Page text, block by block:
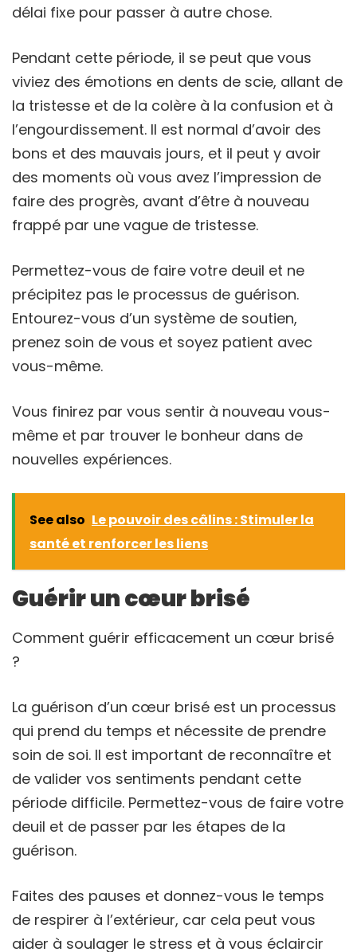
délai fixe pour passer à autre chose.
Pendant cette période, il se peut que vous
viviez des émotions en dents de scie, allant de
la tristesse et de la colère à la confusion et à
l’engourdissement. Il est normal d’avoir des
bons et des mauvais jours, et il peut y avoir
des moments où vous avez l’impression de
faire des progrès, avant d’être à nouveau
frappé par une vague de tristesse.
Permettez-vous de faire votre deuil et ne
précipitez pas le processus de guérison.
Entourez-vous d’un système de soutien,
prenez soin de vous et soyez patient avec
vous-même.
Vous finirez par vous sentir à nouveau vous-
même et par trouver le bonheur dans de
nouvelles expériences.
See also Le pouvoir des câlins : Stimuler la
santé et renforcer les liens
Guérir un cœur brisé
Comment guérir efficacement un cœur brisé
?
La guérison d’un cœur brisé est un processus
qui prend du temps et nécessite de prendre
soin de soi. Il est important de reconnaître et
de valider vos sentiments pendant cette
période difficile. Permettez-vous de faire votre
deuil et de passer par les étapes de la
guérison.
Faites des pauses et donnez-vous le temps
de respirer à l’extérieur, car cela peut vous
aider à soulager le stress et à vous éclaircir